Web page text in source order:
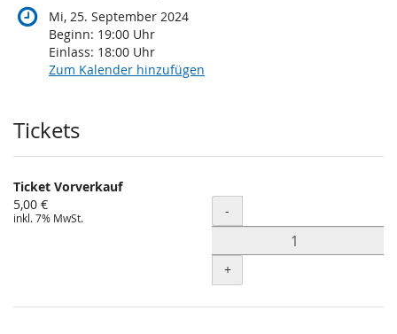
Mi, 25. September 2024
Beginn: 19:00 Uhr
Einlass: 18:00 Uhr
Zum Kalender hinzufügen
Produkte
Tickets
Ticket Vorverkauf
5,00 €
inkl. 7% MwSt. Menge
-
+